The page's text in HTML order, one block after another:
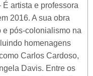
artista e professora
2016. A sua obra
pós-colonialismo na
homenagens
Carlos Cardoso,
Davis. Entre os